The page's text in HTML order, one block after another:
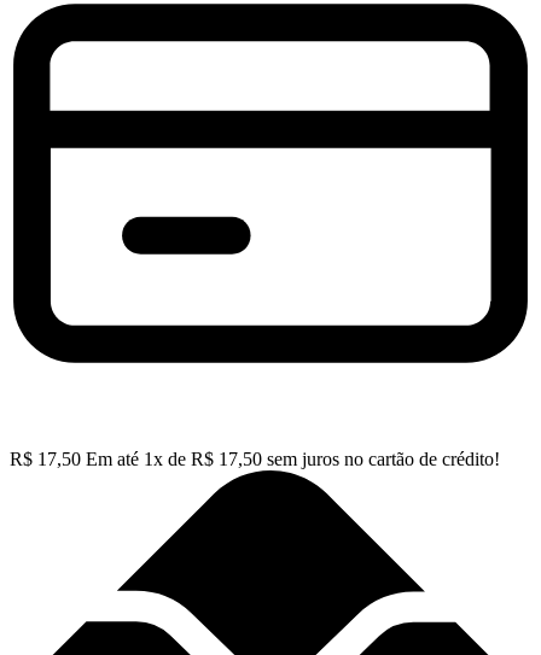
R$ 17,50 Em até 1x de R$ 17,50 sem juros no cartão de crédito!